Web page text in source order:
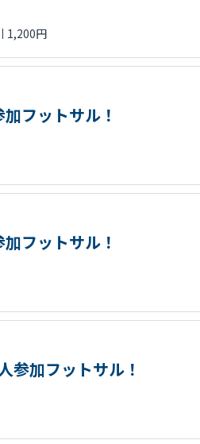
1,200円
フットサル！
フットサル！
加フットサル！